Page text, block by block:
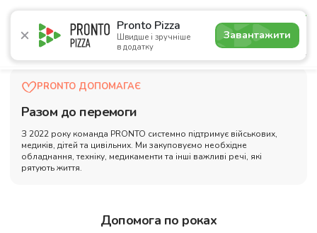
Pronto Pizza
Швидше і зручніше
в додатку
Завантажити
4.7
Акції Піца Суші Сети Сніданки Комбо
PRONTO ДОПОМАГАЄ
Разом до перемоги
З 2022 року команда PRONTO системно підтримує військових,
медиків, дітей та цивільних. Ми закуповуємо необхідне
обладнання, техніку, медикаменти та інші важливі речі, які
рятують життя.
Допомога по роках